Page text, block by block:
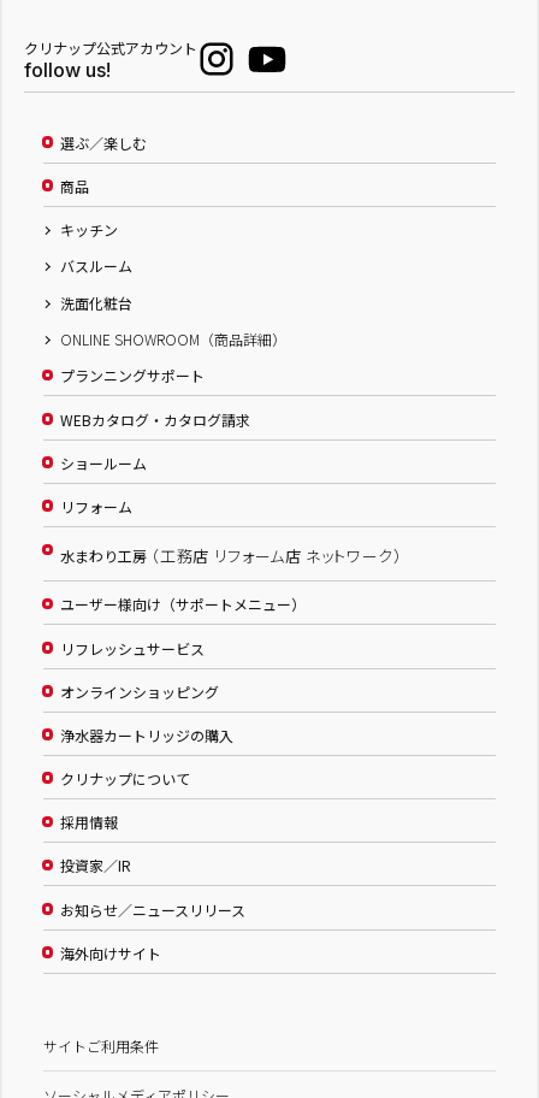
クリナップ公式アカウント
follow us!
選ぶ／楽しむ
商品
キッチン
バスルーム
洗面化粧台
ONLINE SHOWROOM（商品詳細）
プランニングサポート
WEBカタログ・カタログ請求
ショールーム
リフォーム
水まわり工房 （工務店 リフォーム店 ネットワーク）
ユーザー様向け（サポートメニュー）
リフレッシュサービス
オンラインショッピング
浄水器カートリッジの購入
クリナップについて
採用情報
投資家／IR
お知らせ／ニュースリリース
海外向けサイト
サイトご利用条件